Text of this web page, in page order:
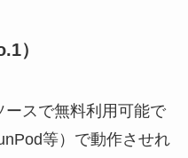
）
スで無料利用可能で
等）で動作させれ